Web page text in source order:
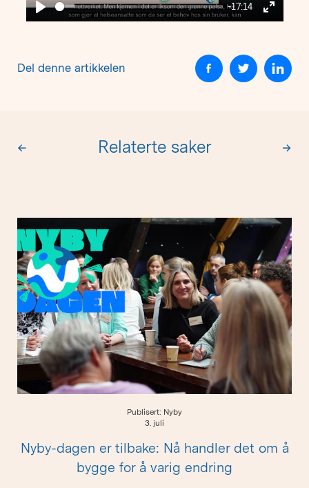
Play
-17:14
Enter
Del denne artikkelen
← Relaterte saker →
Publisert: Nyby
3. juli
Nyby-dagen er tilbake: Nå handler det om å
bygge for å varig endring